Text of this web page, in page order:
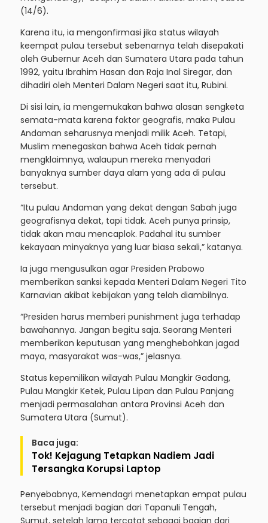
(14/6).
Karena itu, ia mengonfirmasi jika status wilayah
keempat pulau tersebut sebenarnya telah disepakati
oleh Gubernur Aceh dan Sumatera Utara pada tahun
1992, yaitu Ibrahim Hasan dan Raja Inal Siregar, dan
dihadiri oleh Menteri Dalam Negeri saat itu, Rubini.
Di sisi lain, ia mengemukakan bahwa alasan sengketa
semata-mata karena faktor geografis, maka Pulau
Andaman seharusnya menjadi milik Aceh. Tetapi,
Muslim menegaskan bahwa Aceh tidak pernah
mengklaimnya, walaupun mereka menyadari
banyaknya sumber daya alam yang ada di pulau
tersebut.
“Itu pulau Andaman yang dekat dengan Sabah juga
geografisnya dekat, tapi tidak. Aceh punya prinsip,
tidak akan mau mencaplok. Padahal itu sumber
kekayaan minyaknya yang luar biasa sekali,” katanya.
Ia juga mengusulkan agar Presiden Prabowo
memberikan sanksi kepada Menteri Dalam Negeri Tito
Karnavian akibat kebijakan yang telah diambilnya.
“Presiden harus memberi punishment juga terhadap
bawahannya. Jangan begitu saja. Seorang Menteri
memberikan keputusan yang menghebohkan jagad
maya, masyarakat was-was,” jelasnya.
Status kepemilikan wilayah Pulau Mangkir Gadang,
Pulau Mangkir Ketek, Pulau Lipan dan Pulau Panjang
menjadi permasalahan antara Provinsi Aceh dan
Sumatera Utara (Sumut).
Baca juga:
Tok! Kejagung Tetapkan Nadiem Jadi
Tersangka Korupsi Laptop
Penyebabnya, Kemendagri menetapkan empat pulau
tersebut menjadi bagian dari Tapanuli Tengah,
Sumut, setelah lama tercatat sebagai bagian dari